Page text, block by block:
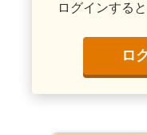
ログインする
ロ